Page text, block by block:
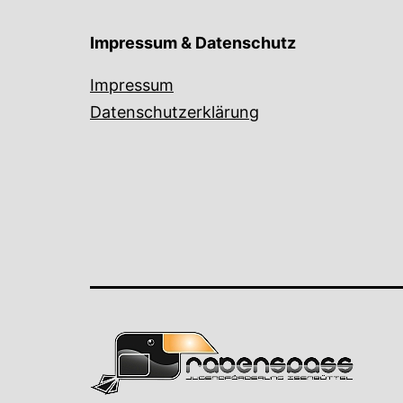
Impressum & Datenschutz
Impressum
Datenschutzerklärung